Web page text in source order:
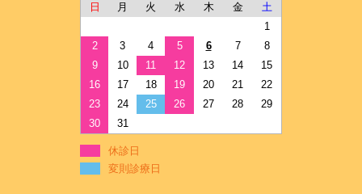
日
月 火 水 木 金
土
1
2
3 4 5 6 7
8
9
10 11 12 13 14
15
16
17 18 19 20 21
22
23
24 25 26 27 28
29
30
31
休診日
変則診療日